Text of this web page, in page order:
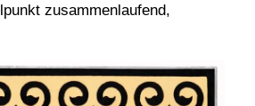
zusammenlaufend,